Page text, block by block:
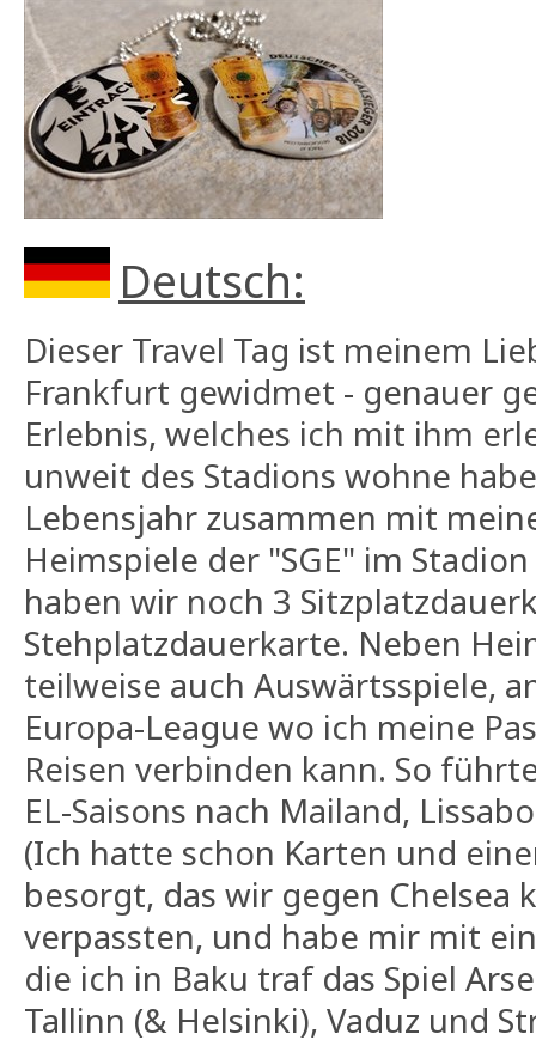
Deutsch:
Dieser Travel Tag ist meinem
Frankfurt gewidmet - genauer
Erlebnis, welches ich mit ihm
unweit des Stadions wohne
Lebensjahr zusammen mit
Heimspiele der "SGE" im
haben wir noch 3
Stehplatzdauerkarte. Neben
teilweise auch Auswärtsspiele,
Europa-League wo ich meine
Reisen verbinden kann. So
EL-Saisons nach Mailand,
(Ich hatte schon Karten und
besorgt, das wir gegen
verpassten, und habe mir mit
die ich in Baku traf das Spiel
Tallinn (& Helsinki), Vaduz und